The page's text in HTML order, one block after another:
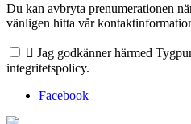
Du kan avbryta prenumerationen
vänligen hitta vår
 Jag godkänner härmed
integritetspolicy.
Facebook